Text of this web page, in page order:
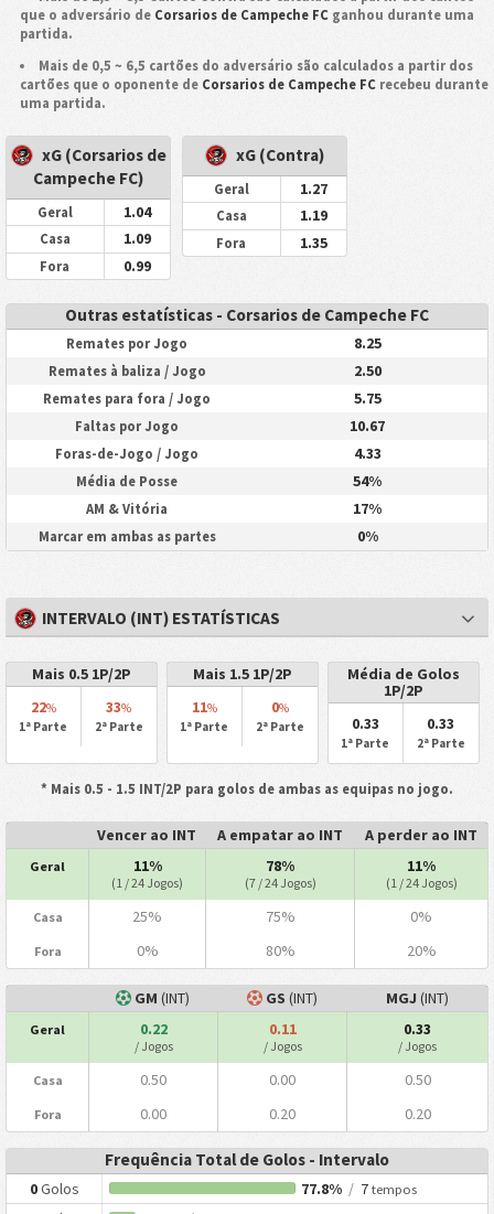
que o adversário de Corsarios de Campeche FCganhou durante uma
partida.
Mais de 0,5 ~ 6,5 cartões do adversário são calculados a partir dos
cartões que o oponente de Corsarios de Campeche FCrecebeu durante
uma partida.
xG (Corsarios de
Campeche FC)
Geral 1.04
Casa 1.09
Fora 0.99
xG (Contra)
Geral 1.27
Casa 1.19
Fora 1.35
Outras estatísticas - Corsarios de Campeche FC
Remates por Jogo 8.25
Remates à baliza / Jogo 2.50
Remates para fora / Jogo 5.75
Faltas por Jogo 10.67
Foras-de-Jogo / Jogo 4.33
Média de Posse 54%
AM & Vitória 17%
Marcar em ambas as partes 0%
INTERVALO (INT) ESTATÍSTICAS
Mais 0.5 1P/2P
22%
1ª Parte
33%
2ª Parte
Mais 1.5 1P/2P
11%
1ª Parte
0%
2ª Parte
Média de Golos
1P/2P
0.33
1ª Parte
0.33
2ª Parte
* Mais 0.5 - 1.5 INT/2P para golos de ambas as equipas no jogo.
Vencer ao INT A empatar ao INT A perder ao INT
Geral 11%
(1 / 24 Jogos)
78%
(7 / 24 Jogos)
11%
(1 / 24 Jogos)
Casa 25% 75% 0%
Fora 0% 80% 20%
GM (INT) GS (INT) MGJ (INT)
Geral 0.22
/ Jogos
0.11
/ Jogos
0.33
/ Jogos
Casa 0.50 0.00 0.50
Fora 0.00 0.20 0.20
Frequência Total de Golos - Intervalo
0Golos 77.8% / 7tempos